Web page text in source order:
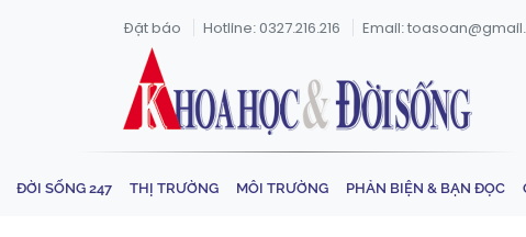
Đặt báo Hotline: 0327.216.216 Email:
ĐỜI SỐNG 247 THỊ TRƯỜNG MÔI TRƯỜNG PHẢN BIỆN & BẠN ĐỌC